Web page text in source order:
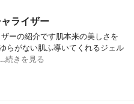
ライザー
ーの紹介です肌本来の美しさを
らがない肌ふ導いてくれるジェル
続きを見る